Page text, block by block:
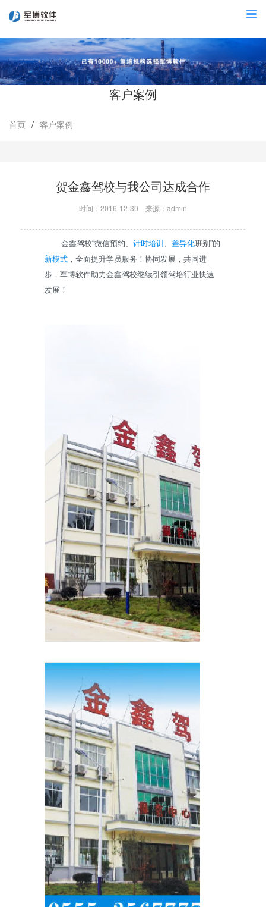
客户案例
首页 / 客户案例
贺金鑫驾校与我公司达成合作
时间：2016-12-30 来源：admin
金鑫驾校“微信预约、 计时培训 、 差异化班别”的
新模式 ，全面提升学员服务！协同发展，共同进
步，军博软件助力金鑫驾校继续引领驾培行业快速
发展！